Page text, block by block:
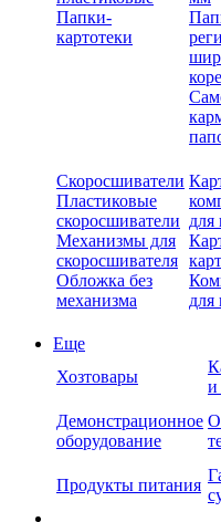
Папки-
картотеки
Скоросшиватели
Пластиковые
скоросшиватели
Механизмы для
скоросшивателя
Обложка без
механизма
для
для
Еще
Хозтовары
и
Демонстрационное
оборудование
Продукты питания